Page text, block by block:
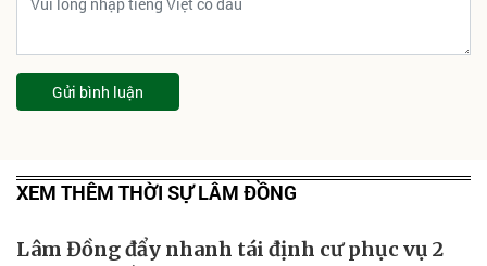
Gửi bình luận
XEM THÊM THỜI SỰ LÂM ĐỒNG
Lâm Đồng đẩy nhanh tái định cư phục vụ 2